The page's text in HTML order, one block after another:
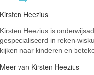
Kirsten Heezius
Kirsten Heezius is
gespecialiseerd in reken-
kijken naar kinderen en
Meer van Kirsten Heezius